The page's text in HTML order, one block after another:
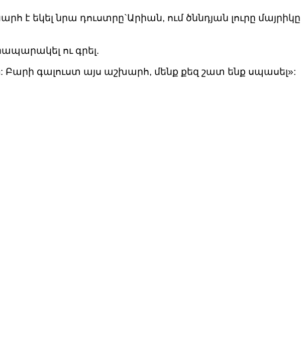
է եկել նրա դուստրը`Արիան, ում ծննդյան լուրը մայրիկը
ու գրել.
գալուստ այս աշխարհ, մենք քեզ շատ ենք սպասել»: